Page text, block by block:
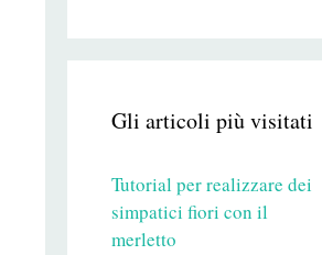
Gli articoli più visitati
Tutorial per realizzare dei
simpatici fiori con il
merletto